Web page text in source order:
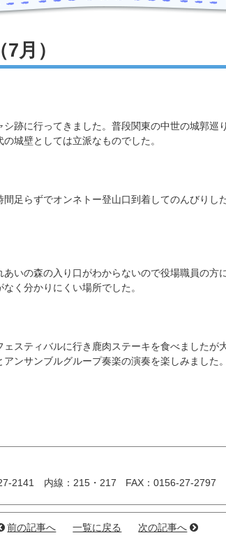
月）
に行ってきました。普段関東の中世の城郭巡
城壁としては立派なものでした。
足らずでオンネトー登山口到着してのんびりし
いの森の入り口がわからないので役場職員の方
く分かりにくい場所でした。
スティバルに行き鹿肉ステーキを食べましたが
ンサンブルグループ奏楽の演奏を楽しみました
2141 内線：215・217 FAX：0156-27-2797
前の記事へ 一覧に戻る 次の記事へ